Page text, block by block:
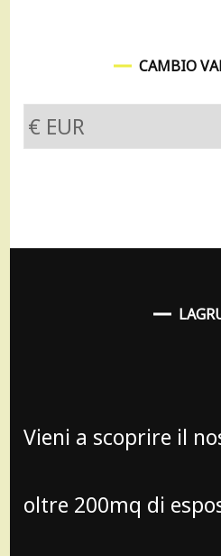
CAMBIO
Vieni a scoprire il
oltre 200mq di